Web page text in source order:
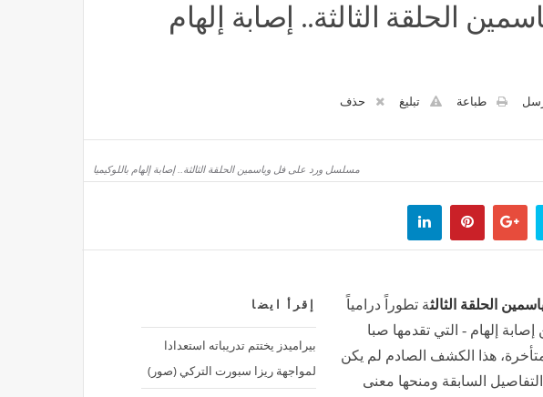
مبكرا
عرضها في الدقهلية
أحلام الشباب للخطر
الحلقة الثالثة.. إصابة إلهام
طباعة تبليغ حذف
مسلسل ورد على فل وياسمين الحلقة الثالثة.. إصابة إلهام باللوكيميا
إقرأ ايضا
بيراميدز يختتم تدريباته استعدادا
لمواجهة ريزا سبورت التركي (صور)
الحلقة الثالثة تطوراً درامياً
إلهام - التي تقدمها صبا
هذا الكشف الصادم لم يكن
السابقة ومنحها معنى